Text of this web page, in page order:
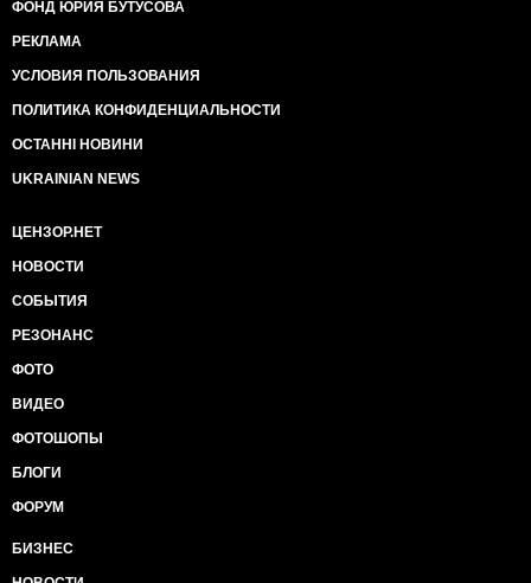
ФОНД ЮРИЯ БУТУСОВА
РЕКЛАМА
УСЛОВИЯ ПОЛЬЗОВАНИЯ
ПОЛИТИКА КОНФИДЕНЦИАЛЬНОСТИ
ОСТАННІ НОВИНИ
UKRAINIAN NEWS
ЦЕНЗОР.НЕТ
НОВОСТИ
СОБЫТИЯ
РЕЗОНАНС
ФОТО
ВИДЕО
ФОТОШОПЫ
БЛОГИ
ФОРУМ
БИЗНЕС